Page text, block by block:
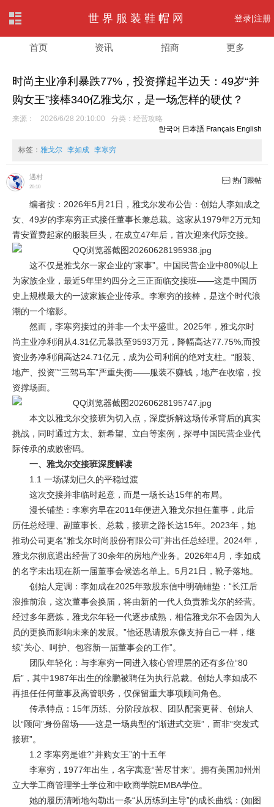
世界服装鞋帽网 登录|注册
首页 资讯 招商 更多
时尚主业净利暴跌77%，投资撑起半边天：49岁“并
购女王”接棒340亿雅戈尔，是一场怎样的硬仗？
来源： 2026/6/28 20:10:00 分类： 经营攻略
한국어 日本語 Français English
标签： 雅戈尔 李如成 李寒穷
遇村
20:10
热门跟帖
编者按：2026年5月21日，雅戈尔发布公告：创始人李如成之
女、49岁的李寒穷正式接任董事长兼总裁。这家从1979年2万元知
青安置费起家的服装巨头，在成立47年后，首次迎来代际交接。
这不仅是雅戈尔一家企业的“家事”。中国民营企业中80%以上
为家族企业，最近5年里约四分之三正面临交接班——这是中国历
史上规模最大的一波家族企业传承。李寒穷的接棒，是这个时代浪
潮的一个缩影。
然而，李寒穷接过的并非一个太平盛世。2025年，雅戈尔时
尚主业净利润从4.31亿元暴跌至9593万元，降幅高达77.75%;而投
资业务净利润高达24.71亿元，成为公司利润的绝对支柱。“服装、
地产、投资”“三驾马车”严重失衡——服装不赚钱，地产在收缩，投
资撑场面。
本文以雅戈尔交接班为切入点，深度拆解这场传承背后的真实
挑战，同时通过方太、新希望、立白等案例，探寻中国民营企业代
际传承的成败密码。
一、雅戈尔交接班深度解读
1.1 一场谋划已久的平稳过渡
这次交接并非临时起意，而是一场长达15年的布局。
漫长铺垫：李寒穷早在2011年便进入雅戈尔担任董事，此后
历任总经理、副董事长、总裁，接班之路长达15年。2023年，她
推动公司更名“雅戈尔时尚股份有限公司”并出任总经理。2024年，
雅戈尔彻底退出经营了30余年的房地产业务。2026年4月，李如成
的名字未出现在新一届董事会候选名单上。5月21日，靴子落地。
创始人定调：李如成在2025年致股东信中明确铺垫：“长江后
浪推前浪，这次董事会换届，将由新的一代人负责雅戈尔的经营。
经过多年磨炼，雅戈尔年轻一代逐步成熟，相信雅戈尔不会因为人
员的更换而影响未来的发展。”他还恳请股东像支持自己一样，继
续“关心、呵护、包容新一届董事会的工作”。
团队年轻化：与李寒穷一同进入核心管理层的还有多位“80
后”，其中1987年出生的徐鹏被聘任为执行总裁。创始人李如成不
再担任任何董事及高管职务，仅保留重大事项顾问角色。
传承特点：15年历练、分阶段放权、团队配套更替、创始人
以“顾问”身份留场——这是一场典型的“渐进式交班”，而非“突发式
接班”。
1.2 李寒穷是谁?“并购女王”的十五年
李寒穷，1977年出生，名字寓意“苦尽甘来”。拥有美国加州州
立大学工商管理学士学位和中欧商学院EMBA学位。
她的履历清晰地勾勒出一条“从历练到主导”的成长曲线：(如图